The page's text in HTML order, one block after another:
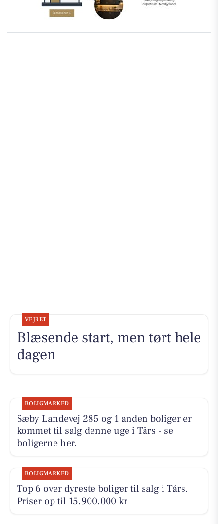
VEJRET
Blæsende start, men tørt hele
dagen
BOLIGMARKED
Sæby Landevej 285 og 1 anden boliger er
kommet til salg denne uge i Tårs - se
boligerne her.
BOLIGMARKED
Top 6 over dyreste boliger til salg i Tårs.
Priser op til 15.900.000 kr